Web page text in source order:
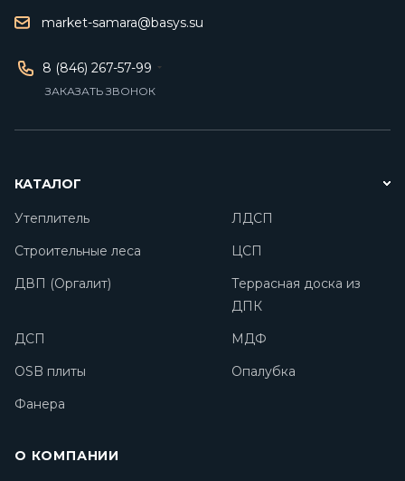
market-samara@basys.su
8 (846) 267-57-99
ЗАКАЗАТЬ ЗВОНОК
КАТАЛОГ
Утеплитель
ЛДСП
Строительные леса
ЦСП
ДВП (Оргалит)
Террасная доска из
ДПК
ДСП
МДФ
OSB плиты
Опалубка
Фанера
О КОМПАНИИ